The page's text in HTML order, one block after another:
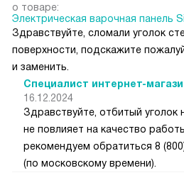
о товаре:
Электрическая варочная панель
Здравствуйте, сломали уголок
поверхности, подскажите
и заменить.
Специалист интернет-
16.12.2024
Здравствуйте, отбитый
не повлияет на качество
рекомендуем обратиться 8
(по московскому времени).